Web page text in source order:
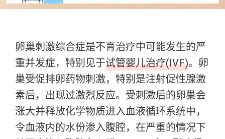
卵巢刺激综合症是不育治疗中可能发生的严
重并发症，特别见于试管婴儿治疗(IVF)。卵
巢受促排卵药物刺激，特别是注射促性腺激
素后，出现过激烈反应。受刺激后的卵巢会
涨大并释放化学物质进入血液循环系统中，
令血液内的水份渗入腹腔，在严重的情况下